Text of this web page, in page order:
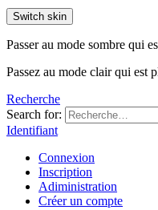
Switch skin
Passer au mode sombre qui
Passez au mode clair qui est
Recherche
Search for:
Identifiant
Connexion
Inscription
Adiministration
Créer un compte